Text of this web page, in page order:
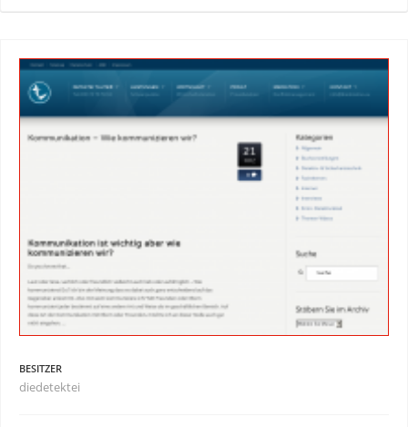
BESITZER
diedetektei